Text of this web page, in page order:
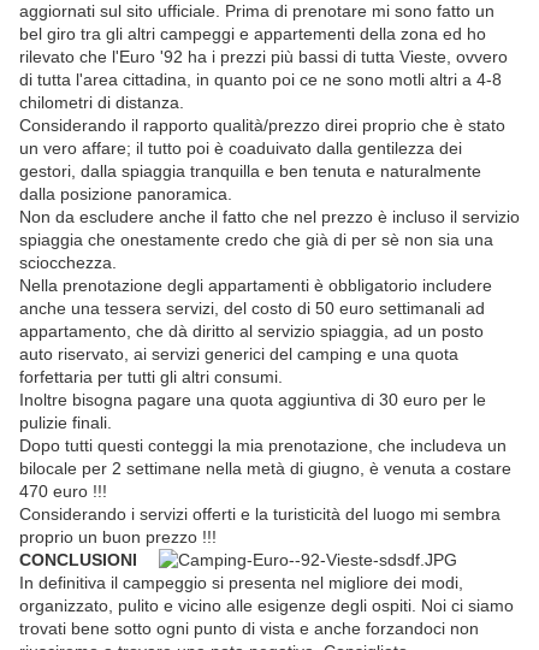
aggiornati sul sito ufficiale. Prima di prenotare mi sono fatto un
bel giro tra gli altri campeggi e appartementi della zona ed ho
rilevato che l'Euro '92 ha i prezzi più bassi di tutta Vieste, ovvero
di tutta l'area cittadina, in quanto poi ce ne sono motli altri a 4-8
chilometri di distanza.
Considerando il rapporto qualità/prezzo direi proprio che è stato
un vero affare; il tutto poi è coaduivato dalla gentilezza dei
gestori, dalla spiaggia tranquilla e ben tenuta e naturalmente
dalla posizione panoramica.
Non da escludere anche il fatto che nel prezzo è incluso il servizio
spiaggia che onestamente credo che già di per sè non sia una
sciocchezza.
Nella prenotazione degli appartamenti è obbligatorio includere
anche una tessera servizi, del costo di 50 euro settimanali ad
appartamento, che dà diritto al servizio spiaggia, ad un posto
auto riservato, ai servizi generici del camping e una quota
forfettaria per tutti gli altri consumi.
Inoltre bisogna pagare una quota aggiuntiva di 30 euro per le
pulizie finali.
Dopo tutti questi conteggi la mia prenotazione, che includeva un
bilocale per 2 settimane nella metà di giugno, è venuta a costare
470 euro !!!
Considerando i servizi offerti e la turisticità del luogo mi sembra
proprio un buon prezzo !!!
CONCLUSIONI
In definitiva il campeggio si presenta nel migliore dei modi,
organizzato, pulito e vicino alle esigenze degli ospiti. Noi ci siamo
trovati bene sotto ogni punto di vista e anche forzandoci non